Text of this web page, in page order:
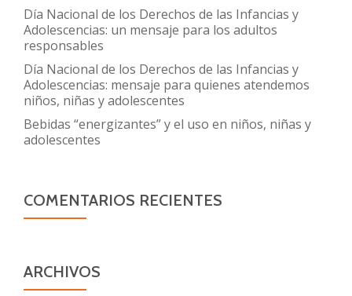
Día Nacional de los Derechos de las Infancias y
Adolescencias: un mensaje para los adultos
responsables
Día Nacional de los Derechos de las Infancias y
Adolescencias: mensaje para quienes atendemos
niños, niñas y adolescentes
Bebidas “energizantes” y el uso en niños, niñas y
adolescentes
COMENTARIOS RECIENTES
ARCHIVOS